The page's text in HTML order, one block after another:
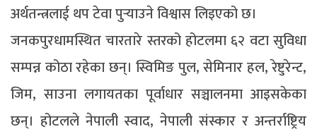
अर्थतन्त्रलाई थप टेवा पुर्‍याउने विश्वास लिइएको छ।
जनकपुरधामस्थित चारतारे स्तरको होटलमा ६२ वटा सुविधा
सम्पन्न कोठा रहेका छन्। स्विमिङ पुल, सेमिनार हल, रेष्टुरेन्ट,
जिम, साउना लगायतका पूर्वाधार सञ्चालनमा आइसकेका
छन्। होटलले नेपाली स्वाद, नेपाली संस्कार र अन्तर्राष्ट्रिय